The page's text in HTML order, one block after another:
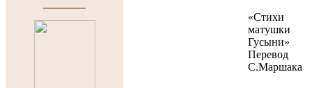
«Стихи
матушки
Гусыни»
Перевод
С.Маршака